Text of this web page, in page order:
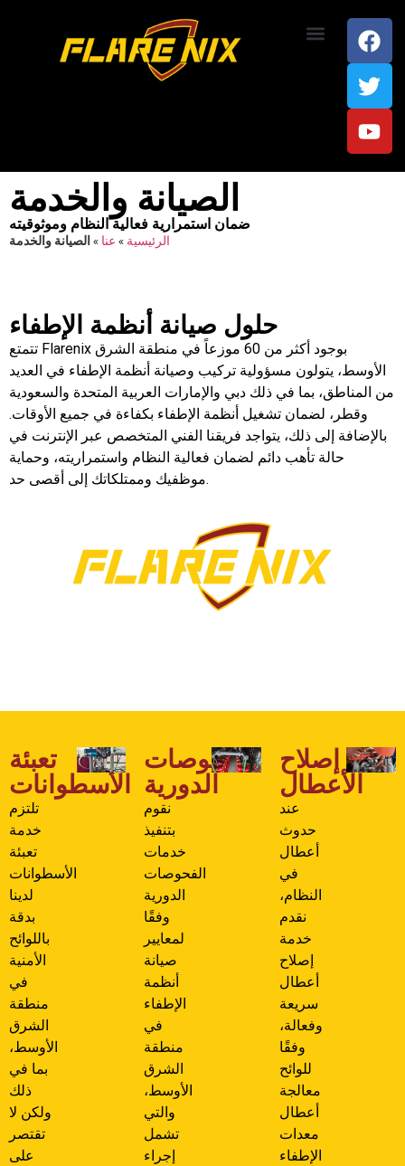
الصيانة والخدمة
ضمان استمرارية فعالية النظام وموثوقيته
الرئيسية » عنا » الصيانة والخدمة
حلول صيانة أنظمة الإطفاء
تتمتع Flarenix بوجود أكثر من 60 موزعاً في منطقة الشرق
الأوسط، يتولون مسؤولية تركيب وصيانة أنظمة الإطفاء في العديد
من المناطق، بما في ذلك دبي والإمارات العربية المتحدة والسعودية
وقطر، لضمان تشغيل أنظمة الإطفاء بكفاءة في جميع الأوقات.
بالإضافة إلى ذلك، يتواجد فريقنا الفني المتخصص عبر الإنترنت في
حالة تأهب دائم لضمان فعالية النظام واستمراريته، وحماية
موظفيك وممتلكاتك إلى أقصى حد.
تعبئة
الأسطوانات
تلتزم
خدمة
تعبئة
الأسطوانات
لدينا
بدقة
باللوائح
الأمنية
في
منطقة
الشرق
الأوسط،
بما في
ذلك
ولكن لا
تقتصر
على
الفحوصات
الدورية
نقوم
بتنفيذ
خدمات
الفحوصات
الدورية
وفقًا
لمعايير
صيانة
أنظمة
الإطفاء
في
منطقة
الشرق
الأوسط،
والتي
تشمل
إجراء
إصلاح
الأعطال
عند
حدوث
أعطال
في
النظام،
نقدم
خدمة
إصلاح
أعطال
سريعة
وفعالة،
وفقًا
للوائح
معالجة
أعطال
معدات
الإطفاء